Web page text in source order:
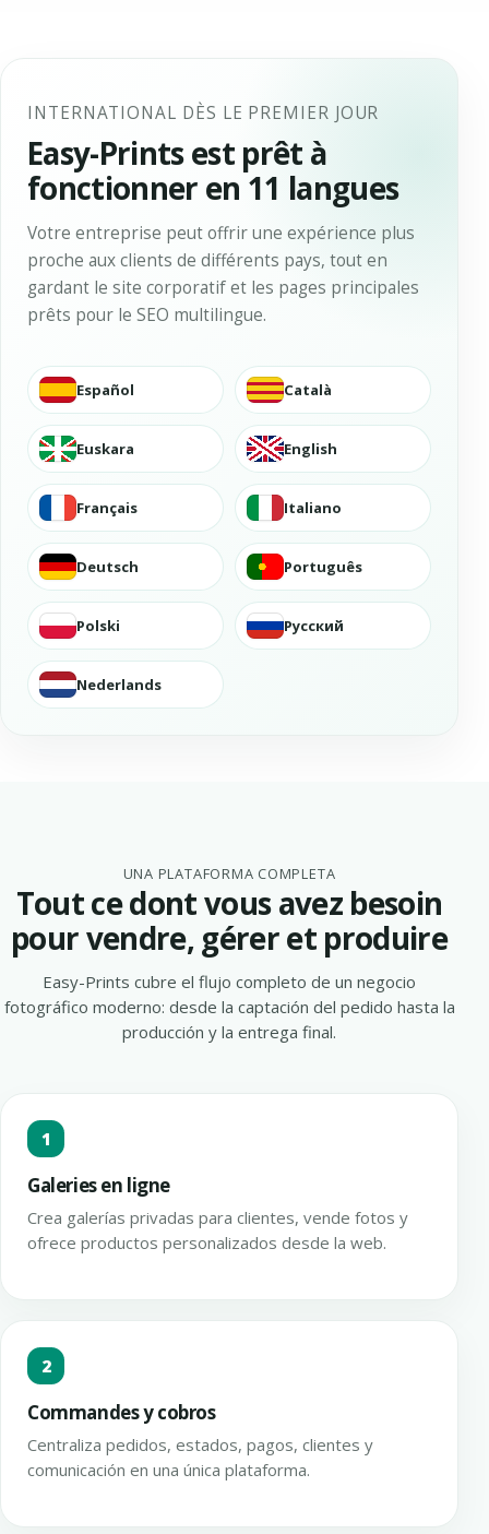
INTERNATIONAL DÈS LE PREMIER JOUR
Easy-Prints est prêt à
fonctionner en 11 langues
Votre entreprise peut offrir une expérience plus
proche aux clients de différents pays, tout en
gardant le site corporatif et les pages principales
prêts pour le SEO multilingue.
Español Català
Euskara English
Français Italiano
Deutsch Português
Polski Русский
Nederlands
UNA PLATAFORMA COMPLETA
Tout ce dont vous avez besoin
pour vendre, gérer et produire
Easy-Prints cubre el flujo completo de un negocio
fotográfico moderno: desde la captación del pedido hasta la
producción y la entrega final.
1
Galeries en ligne
Crea galerías privadas para clientes, vende fotos y
ofrece productos personalizados desde la web.
2
Commandes y cobros
Centraliza pedidos, estados, pagos, clientes y
comunicación en una única plataforma.